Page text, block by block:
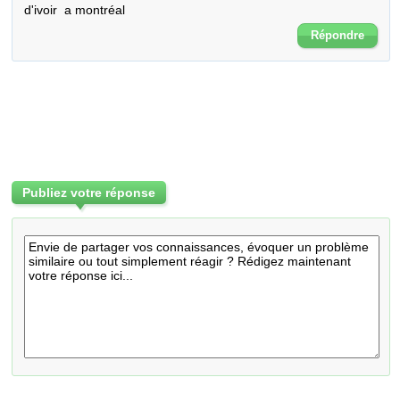
d'ivoir  a montréal
Répondre
Publiez votre réponse